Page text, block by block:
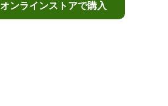
オンラインストアで購入